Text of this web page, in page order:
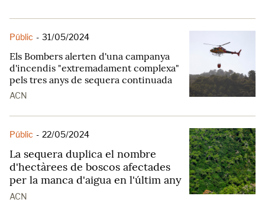
Públic - 31/05/2024
Els Bombers alerten d'una campanya
d'incendis "extremadament complexa"
pels tres anys de sequera continuada
ACN
Públic - 22/05/2024
La sequera duplica el nombre
d'hectàrees de boscos afectades
per la manca d'aigua en l'últim any
ACN